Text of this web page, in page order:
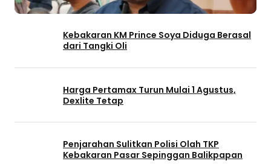
Kebakaran KM Prince Soya Diduga Berasal
dari Tangki Oli
Harga Pertamax Turun Mulai 1 Agustus,
Dexlite Tetap
Penjarahan Sulitkan Polisi Olah TKP
Kebakaran Pasar Sepinggan Balikpapan